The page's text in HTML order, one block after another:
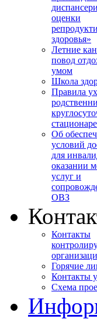
оценки
здоровья»
Летние
повод
умом
Школа
Правила
стационаре
Об
условий
для
оказании
услуг и
ОВЗ
Контакты
Горячие
Контакты
Схема